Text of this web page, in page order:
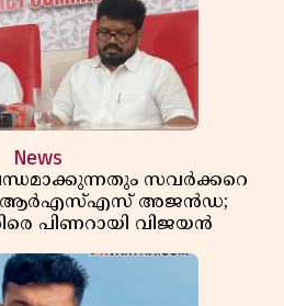
News
സവർക്കറെ
ആർഎസ്എസ് അജൻഡ;
പിണറായി വിജയൻ